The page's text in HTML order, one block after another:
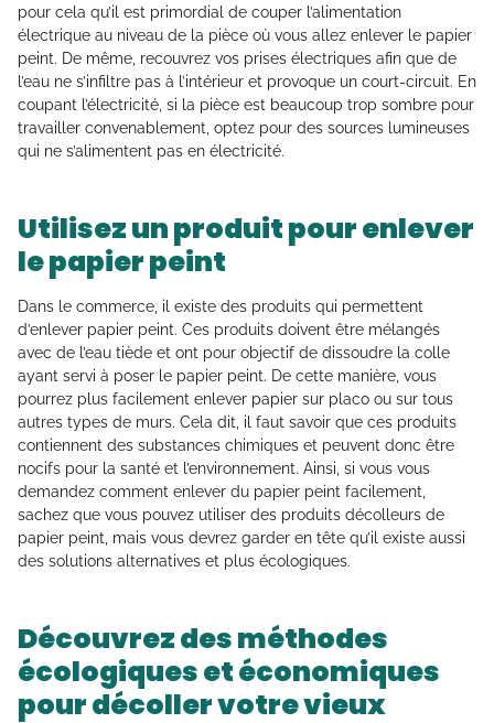
pour cela qu’il est primordial de couper l’alimentation
électrique au niveau de la pièce où vous allez enlever le papier
peint. De même, recouvrez vos prises électriques afin que de
l’eau ne s’infiltre pas à l’intérieur et provoque un court-circuit. En
coupant l’électricité, si la pièce est beaucoup trop sombre pour
travailler convenablement, optez pour des sources lumineuses
qui ne s’alimentent pas en électricité.
Utilisez un produit pour enlever
le papier peint
Dans le commerce, il existe des produits qui permettent
d’enlever papier peint. Ces produits doivent être mélangés
avec de l’eau tiède et ont pour objectif de dissoudre la colle
ayant servi à poser le papier peint. De cette manière, vous
pourrez plus facilement enlever papier sur placo ou sur tous
autres types de murs. Cela dit, il faut savoir que ces produits
contiennent des substances chimiques et peuvent donc être
nocifs pour la santé et l’environnement. Ainsi, si vous vous
demandez comment enlever du papier peint facilement,
sachez que vous pouvez utiliser des produits décolleurs de
papier peint, mais vous devrez garder en tête qu’il existe aussi
des solutions alternatives et plus écologiques.
Découvrez des méthodes
écologiques et économiques
pour décoller votre vieux